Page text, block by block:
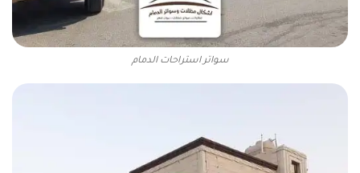
سواتر استراحات الدمام